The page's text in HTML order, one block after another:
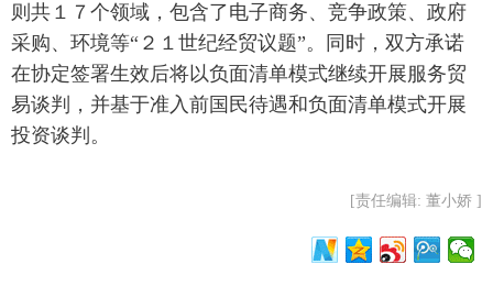
则共１７个领域，包含了电子商务、竞争政策、政府
采购、环境等“２１世纪经贸议题”。同时，双方承诺
在协定签署生效后将以负面清单模式继续开展服务贸
易谈判，并基于准入前国民待遇和负面清单模式开展
投资谈判。
[责任编辑: 董小娇 ]